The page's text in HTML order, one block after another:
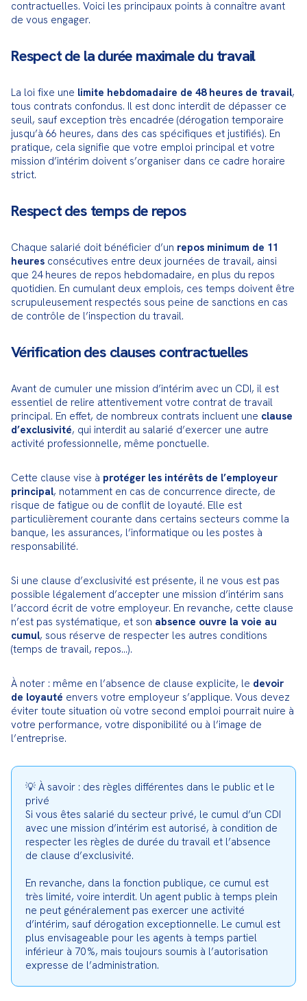
contractuelles. Voici les principaux points à connaître avant
de vous engager.
Respect de la durée maximale du travail
La loi fixe une limite hebdomadaire de 48 heures de travail,
tous contrats confondus. Il est donc interdit de dépasser ce
seuil, sauf exception très encadrée (dérogation temporaire
jusqu’à 66 heures, dans des cas spécifiques et justifiés). En
pratique, cela signifie que votre emploi principal et votre
mission d’intérim doivent s’organiser dans ce cadre horaire
strict.
Respect des temps de repos
Chaque salarié doit bénéficier d’un repos minimum de 11
heures consécutives entre deux journées de travail, ainsi
que 24 heures de repos hebdomadaire, en plus du repos
quotidien. En cumulant deux emplois, ces temps doivent être
scrupuleusement respectés sous peine de sanctions en cas
de contrôle de l’inspection du travail.
Vérification des clauses contractuelles
Avant de cumuler une mission d’intérim avec un CDI, il est
essentiel de relire attentivement votre contrat de travail
principal. En effet, de nombreux contrats incluent une clause
d’exclusivité, qui interdit au salarié d’exercer une autre
activité professionnelle, même ponctuelle.
Cette clause vise à protéger les intérêts de l’employeur
principal, notamment en cas de concurrence directe, de
risque de fatigue ou de conflit de loyauté. Elle est
particulièrement courante dans certains secteurs comme la
banque, les assurances, l’informatique ou les postes à
responsabilité.
Si une clause d’exclusivité est présente, il ne vous est pas
possible légalement d’accepter une mission d’intérim sans
l’accord écrit de votre employeur. En revanche, cette clause
n’est pas systématique, et son absence ouvre la voie au
cumul, sous réserve de respecter les autres conditions
(temps de travail, repos…).
À noter : même en l’absence de clause explicite, le devoir
de loyauté envers votre employeur s’applique. Vous devez
éviter toute situation où votre second emploi pourrait nuire à
votre performance, votre disponibilité ou à l’image de
l’entreprise.
💡 À savoir : des règles différentes dans le public et le
privé
Si vous êtes salarié du secteur privé, le cumul d’un CDI
avec une mission d’intérim est autorisé, à condition de
respecter les règles de durée du travail et l’absence
de clause d’exclusivité.
En revanche, dans la fonction publique, ce cumul est
très limité, voire interdit. Un agent public à temps plein
ne peut généralement pas exercer une activité
d’intérim, sauf dérogation exceptionnelle. Le cumul est
plus envisageable pour les agents à temps partiel
inférieur à 70 %, mais toujours soumis à l’autorisation
expresse de l’administration.